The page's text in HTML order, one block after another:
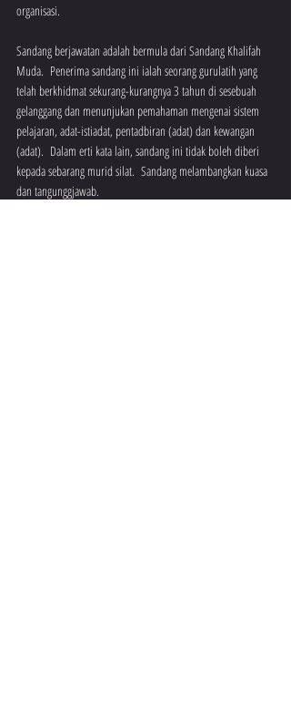
organisasi.
Sandang berjawatan adalah bermula dari Sandang Khalifah
Muda.  Penerima sandang ini ialah seorang gurulatih yang
telah berkhidmat sekurang-kurangnya 3 tahun di sesebuah
gelanggang dan menunjukan pemahaman mengenai sistem
pelajaran, adat-istiadat, pentadbiran (adat) dan kewangan
(adat).  Dalam erti kata lain, sandang ini tidak boleh diberi
kepada sebarang murid silat.  Sandang melambangkan kuasa
dan tangunggjawab.